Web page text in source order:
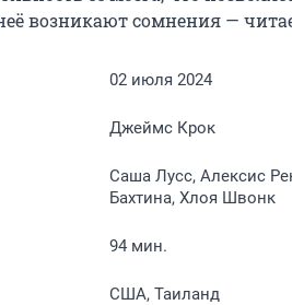
возникают сомнения —
02 июля 2024
Джеймс Крок
Саша Лусс, Алексис
Бахтина, Хлоя Швонк
94 мин.
США, Таиланд